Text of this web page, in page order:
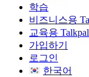
학습
비즈니스용
교육용 Talkpal
가입하기
로그인
한국어